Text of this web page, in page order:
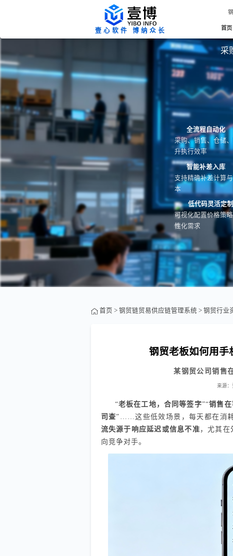
壹心软件 博纳众长 首页
采
全流程自动化
采购、销售、仓储
升执行效率
智能补差入库
支持精确补差计算
本
低代码灵活定制
可视化配置价格策
性化需求
首页 > 钢贸链贸易供应链管理系统 > 钢贸行业
钢贸老板如何用手
某钢贸公司销售
来源：
“老板在工地，合同等签字”“销售
司查”……这些低效场景，每天都在消
流失源于响应延迟或信息不准 ，尤其
向竞争对手。